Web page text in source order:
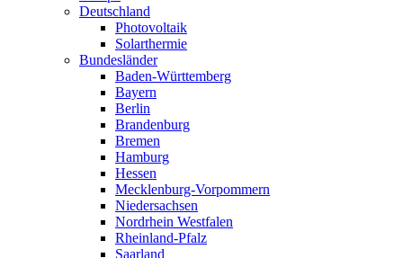
Deutschland
Photovoltaik
Solarthermie
Bundesländer
Baden-Württemberg
Bayern
Berlin
Brandenburg
Bremen
Hamburg
Hessen
Mecklenburg-Vorpommern
Niedersachsen
Nordrhein Westfalen
Rheinland-Pfalz
Saarland